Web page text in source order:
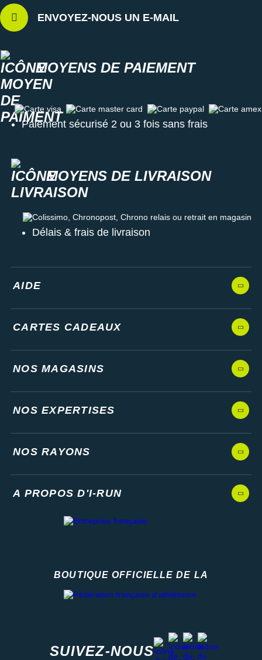
Coloris: noir, rose, jaune moutarde et blanc
ENVOYEZ-NOUS UN E-MAIL
MOYENS DE PAIEMENT
Carte visa Carte master card Carte paypal Carte amex
Paiement sécurisé 2 ou 3 fois sans frais
MOYENS DE LIVRAISON
Colissimo, Chronopost, Chrono relais ou retrait en magasin
Délais & frais de livraison
AIDE
CARTES CADEAUX
NOS MAGASINS
NOS EXPERTISES
NOS RAYONS
A PROPOS D'I-RUN
BOUTIQUE OFFICIELLE DE LA
SUIVEZ-NOUS
instagram
facebook
stravayoutube